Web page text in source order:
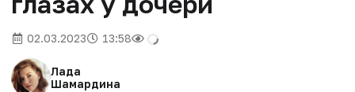
02.03.2023 13:58
Лада
Шамардина